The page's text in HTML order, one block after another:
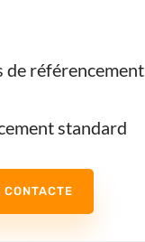
de référencement
standard
CONTACTE